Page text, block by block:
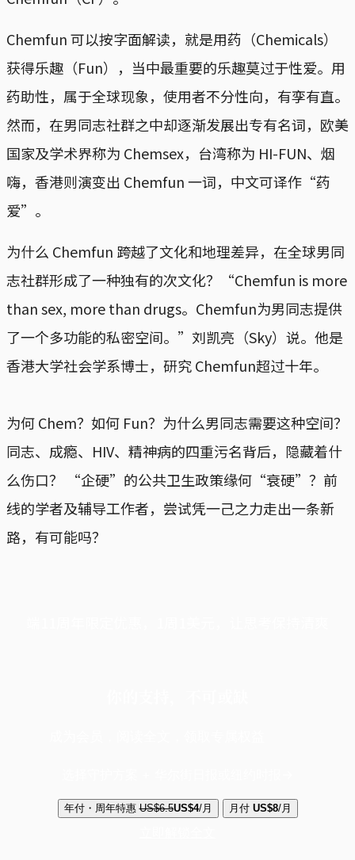
Chemfun 可以按字面解读，就是用药（Chemicals）
获得乐趣（Fun），当中最重要的乐趣莫过于性爱。用
药助性，属于全球现象，使用者不分性向，有孪有直。
然而，在男同志社群之中却逐渐发展出专有名词，欧美
国家及学术界称为 Chemsex，台湾称为 HI-FUN、烟
嗨，香港则演变出 Chemfun 一词，中文可译作“药
爱”。
为什么 Chemfun 跨越了文化和地理差异，在全球男同
志社群形成了一种独有的次文化？“Chemfun is more
than sex, more than drugs。Chemfun为男同志提供
了一个多功能的私密空间。”刘凯亮（Sky）说。他是
香港大学社会学系博士，研究 Chemfun超过十年。
为何 Chem？如何 Fun？为什么男同志需要这种空间？
同志、成瘾、HIV、精神病的四重污名背后，隐藏着什
么伤口？ “企硬”的公共卫生政策缘何“衰硬”？前
线的学者及辅导工作者，尝试凭一己之力走出一条新
路，有可能吗？
年付・周年特惠 US$6.5US$4/月 月付 US$8/月